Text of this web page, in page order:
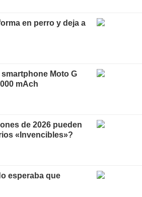
en perro y deja a
Moto G
mAch
de 2026 pueden
«Invencibles»?
esperaba que